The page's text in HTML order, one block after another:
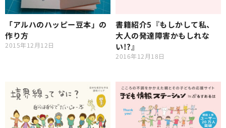
「アルハのハッピー豆本」の
作り方
2015年12月12日
書籍紹介5『もしかして私、
大人の発達障害かもしれな
い!?』
2016年12月18日